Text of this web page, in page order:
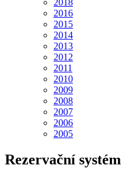
2018
2016
2015
2014
2013
2012
2011
2010
2009
2008
2007
2006
2005
Rezervační systém